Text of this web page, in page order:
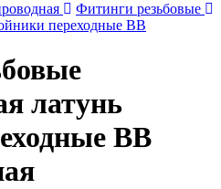
Фитинги резьбовые
переходные ВВ
латунь
ВВ